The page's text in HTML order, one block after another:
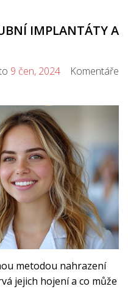
IMPLANTÁTY A
9 čen, 2024 Komentáře
metodou nahrazení
jejich hojení a co může